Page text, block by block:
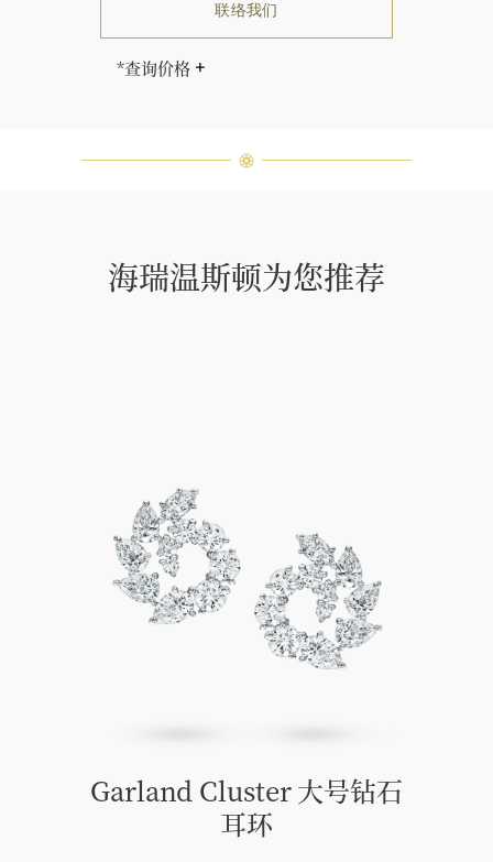
联络我们
*查询价格
宝石皆与众不同而采用独特镶嵌方
海瑞温斯顿为您推荐
Garland Cluster 大号钻石
耳⁠环